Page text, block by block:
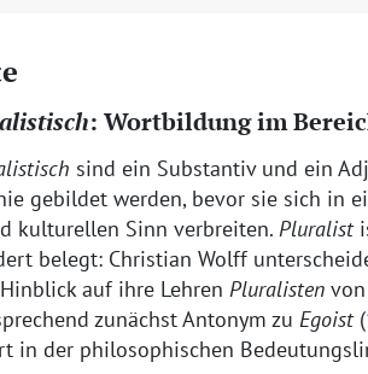
: Wortbildung im
sind ein Substantiv und ein
gebildet werden, bevor sie sich in
kulturellen Sinn verbreiten. Pluralist
belegt: Christian Wolff
auf ihre Lehren Pluralisten von
zunächst Antonym zu Egoist(
in der philosophischen